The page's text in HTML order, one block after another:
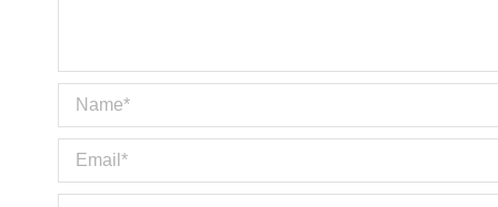
Name *
Email *